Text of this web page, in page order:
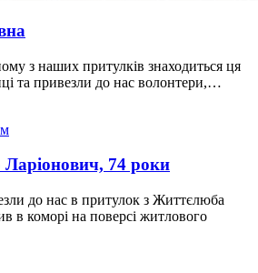
з наших притулків знаходиться ця
та привезли до нас волонтери,…
74 роки
до нас в притулок з Життєлюба
в коморі на поверсі житлового